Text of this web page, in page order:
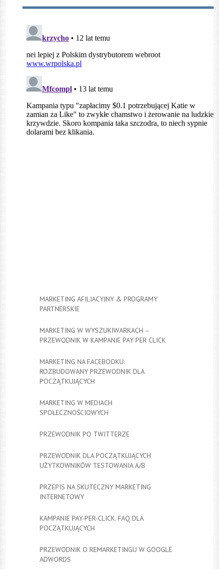
MARKETING AFILIACYJNY & PROGRAMY
PARTNERSKIE
MARKETING W WYSZUKIWARKACH –
PRZEWODNIK W KAMPANIE PAY PER CLICK
MARKETING NA FACEBOOKU:
ROZBUDOWANY PRZEWODNIK DLA
POCZĄTKUJĄCYCH
MARKETING W MEDIACH
SPOŁECZNOŚCIOWYCH
PRZEWODNIK PO TWITTERZE
PRZEWODNIK DLA POCZĄTKUJĄCYCH
UŻYTKOWNIKÓW TESTOWANIA A/B
PRZEPIS NA SKUTECZNY MARKETING
INTERNETOWY
KAMPANIE PAY-PER-CLICK. FAQ DLA
POCZĄTKUJĄCYCH
PRZEWODNIK O REMARKETINGU W GOOGLE
ADWORDS